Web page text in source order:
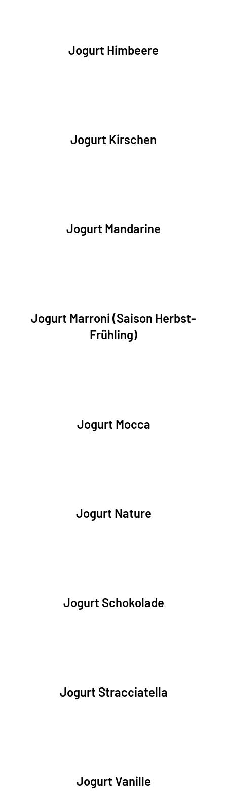
Jogurt Himbeere
Jogurt Kirschen
Jogurt Mandarine
Jogurt Marroni (Saison Herbst-
Frühling)
Jogurt Mocca
Jogurt Nature
Jogurt Schokolade
Jogurt Stracciatella
Jogurt Vanille